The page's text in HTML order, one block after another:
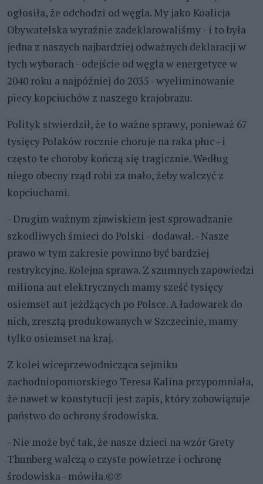
ogłosiła, że odchodzi od węgla. My jako Koalicja
Obywatelska wyraźnie zadeklarowaliśmy - i to była
jedna z naszych najbardziej odważnych deklaracji w
tych wyborach - odejście od węgla w energetyce w
2040 roku a najpóźniej do 2035 - wyeliminowanie
piecy kopciuchów z naszego krajobrazu.
Polityk stwierdził, że to ważne sprawy, ponieważ 67
tysięcy Polaków rocznie choruje na raka płuc - i
często te choroby kończą się tragicznie. Według
niego obecny rząd robi za mało, żeby walczyć z
kopciuchami.
- Drugim ważnym zjawiskiem jest sprowadzanie
szkodliwych śmieci do Polski - dodawał. - Nasze
prawo w tym zakresie powinno być bardziej
restrykcyjne. Kolejna sprawa. Z szumnych zapowiedzi
miliona aut elektrycznych mamy sześć tysięcy
osiemset aut jeżdżących po Polsce. A ładowarek do
nich, zresztą produkowanych w Szczecinie, mamy
tylko osiemset na kraj.
Z kolei wiceprzewodnicząca sejmiku
zachodniopomorskiego Teresa Kalina przypomniała,
że nawet w konstytucji jest zapis, który zobowiązuje
państwo do ochrony środowiska.
- Nie może być tak, że nasze dzieci na wzór Grety
Thunberg walczą o czyste powietrze i ochronę
środowiska - mówiła.©℗